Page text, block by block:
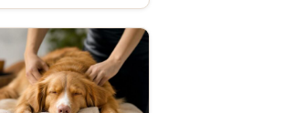
Právě v tomto období
se…